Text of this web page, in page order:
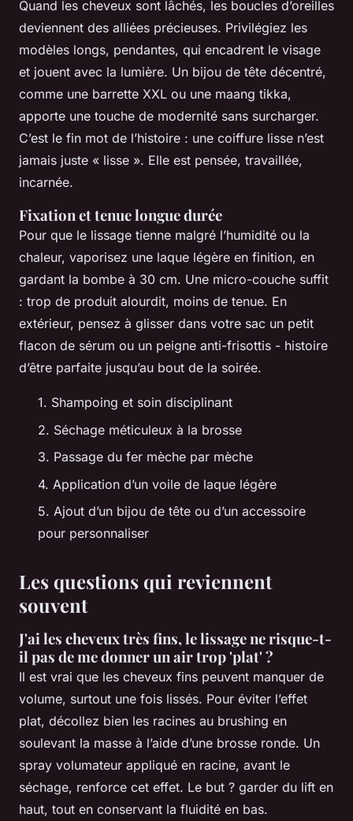
Quand les cheveux sont lâchés, les boucles d’oreilles
deviennent des alliées précieuses. Privilégiez les
modèles longs, pendantes, qui encadrent le visage
et jouent avec la lumière. Un bijou de tête décentré,
comme une barrette XXL ou une maang tikka,
apporte une touche de modernité sans surcharger.
C’est le fin mot de l’histoire : une coiffure lisse n’est
jamais juste « lisse ». Elle est pensée, travaillée,
incarnée.
Fixation et tenue longue durée
Pour que le lissage tienne malgré l’humidité ou la
chaleur, vaporisez une laque légère en finition, en
gardant la bombe à 30 cm. Une micro-couche suffit
: trop de produit alourdit, moins de tenue. En
extérieur, pensez à glisser dans votre sac un petit
flacon de sérum ou un peigne anti-frisottis - histoire
d’être parfaite jusqu’au bout de la soirée.
1. Shampoing et soin disciplinant
2. Séchage méticuleux à la brosse
3. Passage du fer mèche par mèche
4. Application d’un voile de laque légère
5. Ajout d’un bijou de tête ou d’un accessoire
pour personnaliser
Les questions qui reviennent
souvent
J'ai les cheveux très fins, le lissage ne risque-t-
il pas de me donner un air trop 'plat' ?
Il est vrai que les cheveux fins peuvent manquer de
volume, surtout une fois lissés. Pour éviter l’effet
plat, décollez bien les racines au brushing en
soulevant la masse à l’aide d’une brosse ronde. Un
spray volumateur appliqué en racine, avant le
séchage, renforce cet effet. Le but ? garder du lift en
haut, tout en conservant la fluidité en bas.